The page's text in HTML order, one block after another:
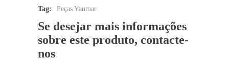
Tag: Peças Yanmar
Se desejar mais informações
sobre este produto, contacte-
nos